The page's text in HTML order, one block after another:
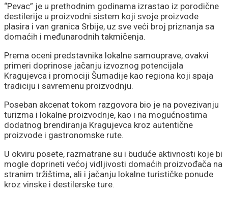
“Pevac” je u prethodnim godinama izrastao iz porodične
destilerije u proizvodni sistem koji svoje proizvode
plasira i van granica Srbije, uz sve veći broj priznanja sa
domaćih i međunarodnih takmičenja.
Prema oceni predstavnika lokalne samouprave, ovakvi
primeri doprinose jačanju izvoznog potencijala
Kragujevca i promociji Šumadije kao regiona koji spaja
tradiciju i savremenu proizvodnju.
Poseban akcenat tokom razgovora bio je na povezivanju
turizma i lokalne proizvodnje, kao i na mogućnostima
dodatnog brendiranja Kragujevca kroz autentične
proizvode i gastronomske rute.
U okviru posete, razmatrane su i buduće aktivnosti koje bi
mogle doprineti većoj vidljivosti domaćih proizvođača na
stranim tržištima, ali i jačanju lokalne turističke ponude
kroz vinske i destilerske ture.